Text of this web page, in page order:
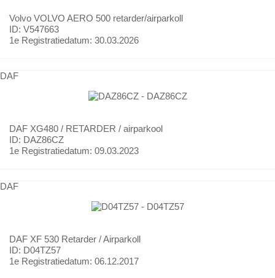
Volvo VOLVO AERO 500 retarder/airparkoll
ID: V547663
1e Registratiedatum: 30.03.2026
DAF
DAF XG480 / RETARDER / airparkool
ID: DAZ86CZ
1e Registratiedatum: 09.03.2023
DAF
DAF XF 530 Retarder / Airparkoll
ID: D04TZ57
1e Registratiedatum: 06.12.2017